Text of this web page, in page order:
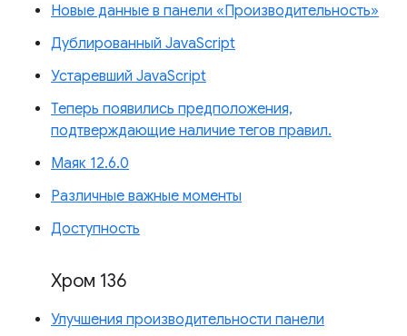
Новые данные в панели «Производительность»
Дублированный JavaScript
Устаревший JavaScript
Теперь появились предположения,
подтверждающие наличие тегов правил.
Маяк 12.6.0
Различные важные моменты
Доступность
Хром 136
Улучшения производительности панели